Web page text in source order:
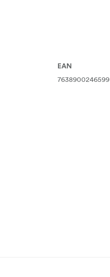
EAN
7638900246599